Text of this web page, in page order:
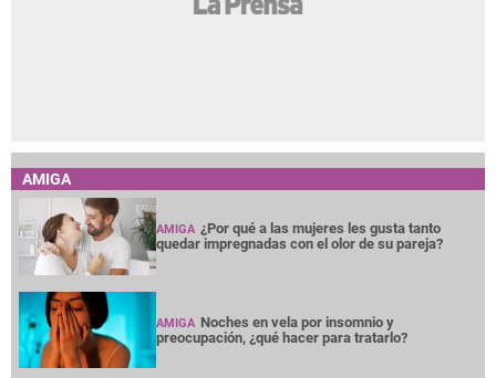
AMIGA
AMIGA ¿Por qué a las mujeres les gusta tanto
quedar impregnadas con el olor de su pareja?
AMIGA Noches en vela por insomnio y
preocupación, ¿qué hacer para tratarlo?